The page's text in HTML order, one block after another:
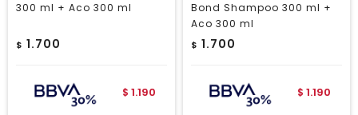
300 ml + Aco 300 ml
$ 1.700
$ 1.190
Bond Shampoo 300 ml +
Aco 300 ml
$ 1.700
$ 1.190